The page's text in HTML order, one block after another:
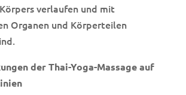
verlaufen und mit
Organen und Körperteilen
der Thai-Yoga-Massage auf